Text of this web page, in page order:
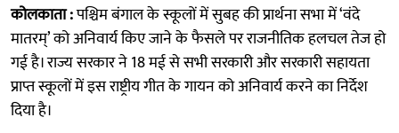
कोलकाता :पश्चिम बंगाल के स्कूलों में सुबह की प्रार्थना सभा में ‘वंदे
मातरम्’ को अनिवार्य किए जाने के फैसले पर राजनीतिक हलचल तेज हो
गई है। राज्य सरकार ने 18 मई से सभी सरकारी और सरकारी सहायता
प्राप्त स्कूलों में इस राष्ट्रीय गीत के गायन को अनिवार्य करने का निर्देश
दिया है।